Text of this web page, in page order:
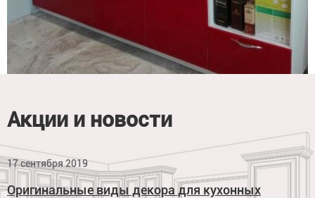
Акции и новости
17 сентября 2019
Оригинальные виды декора для кухонных